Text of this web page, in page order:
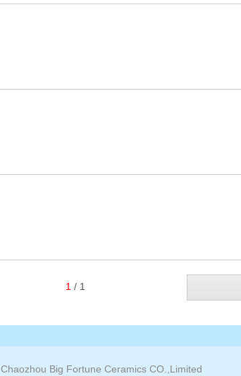
1 / 1
Chaozhou Big Fortune Ceramics CO.,Limited